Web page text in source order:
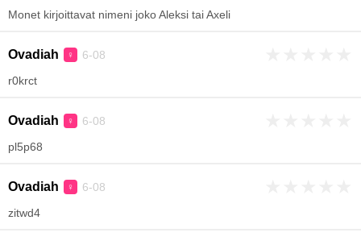
Monet kirjoittavat nimeni joko Aleksi tai Axeli
Ovadiah ♀ 6-08
r0krct
Ovadiah ♀ 6-08
pl5p68
Ovadiah ♀ 6-08
zitwd4